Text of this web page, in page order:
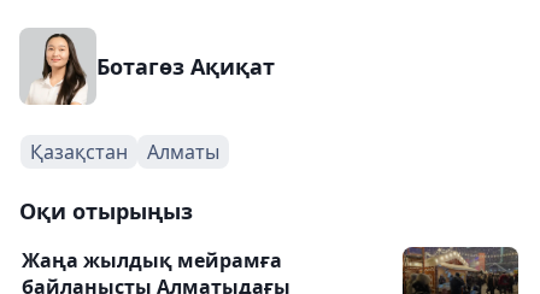
Ботагөз Ақиқат
Қазақстан Алматы
Оқи отырыңыз
Жаңа жылдық мейрамға
байланысты Алматыдағы